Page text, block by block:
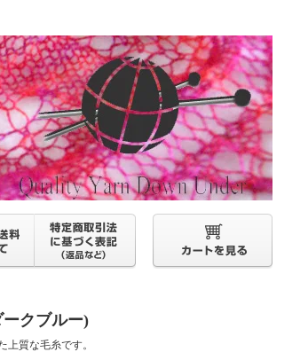
クブルー)
質な毛糸です。